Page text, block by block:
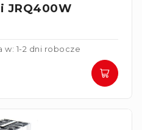
JRQ400W
w: 1-2 dni robocze